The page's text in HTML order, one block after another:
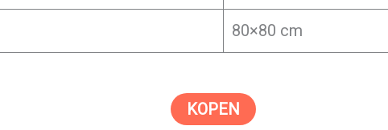
80×80 cm
KOPEN